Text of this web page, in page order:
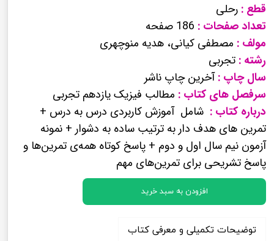
قطع : رحلی
تعداد صفحات : 186 صفحه
مولف : مصطفی کیانی، هدیه منوچهری
رشته : تجربی
سال چاپ :آخرین چاپ ناشر
سرفصل های کتاب : مطالب فیزیک یازدهم تجربی
درباره کتاب : شامل آموزش کاربردی درس به درس +
تمرین های هدف دار به ترتیب ساده به دشوار + نمونه
آزمون نیم سال اول و دوم + پاسخ کوتاه همه‌ی تمرین‌ها و
پاسخ تشریحی برای تمرین‌های مهم
افزودن به سبد خرید
توضیحات تکمیلی و معرفی کتاب